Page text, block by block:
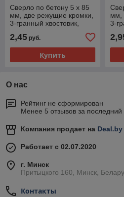
Сверло по бетону 5 х 85
мм, две режущие кромки,
3-гранный хвостовик,
050
2,45 руб.
Купить
мм,
3-
060
О нас
Рейтинг не сформирован
Менее 5 отзывов за последний
Компания продает на Deal.by
Работает с 02.07.2020
г. Минск
Притыцкого 160, Минск,
Контакты